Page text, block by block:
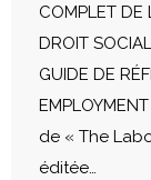
COMPLET DE
DROIT
GUIDE DE
de « The
éditée…